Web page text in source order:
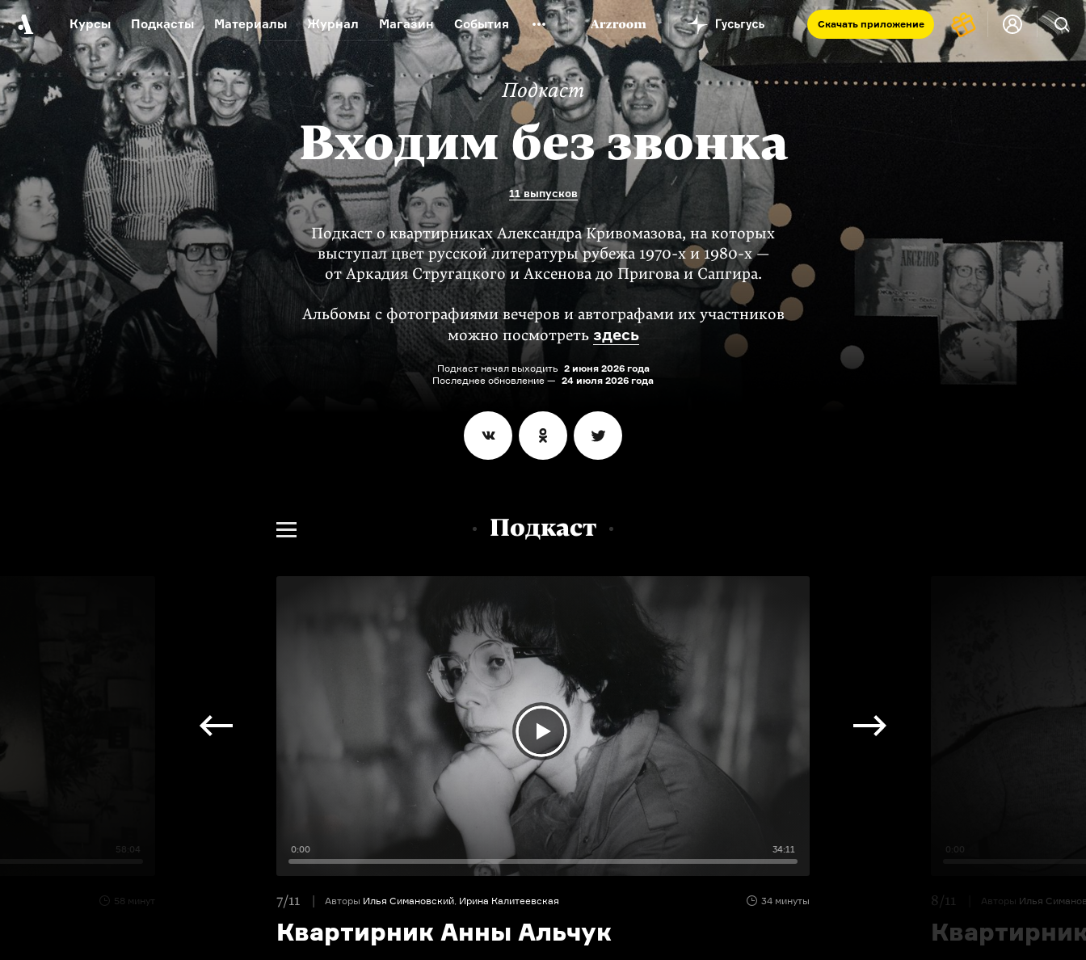
Курсы Подкасты Материалы Журнал Магазин События Скачать приложение
Автор среди нас Еврейский музей Новая Третьяковка Онлайн-университет
Запад и Восток: история культур
Видеоистория русской культуры
Русский язык от «гой еси» до «лол кек»
Что такое античность
Русское искусство XX века
Русская литература XX века Детская комната
Подкаст
Входим без звонка
11 выпусков
Подкаст о квартирниках Александра Кривомазова, на которых
выступал цвет русской литературы рубежа 1970-хи1980-х—
от Аркадия Стругацкого и Аксенова до Пригова и Сапгира.
Альбомы с фотографиями вечеров и автографами их участников
можно посмотреть здесь
Подкаст начал выходить 2 июня 2026 года
Последнее обновление — 24 июля 2026 года
Подкаст
58:04
58 минут
0:00 34:11
7/11 Авторы Илья Симановский, Ирина Калитеевская 34 минуты
Квартирник Анны Альчук
0:00
8/11 Авторы Илья